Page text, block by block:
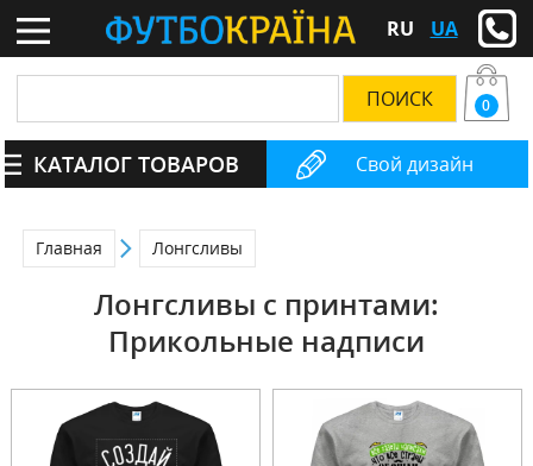
RU UA
Свой дизайн
0
КАТАЛОГ ТОВАРОВ
Главная Лонгсливы
Лонгсливы с принтами:
Прикольные надписи